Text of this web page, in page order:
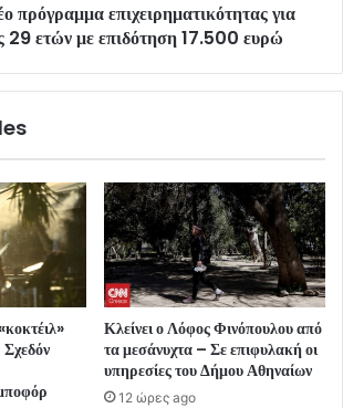
πρόγραμμα επιχειρηματικότητας για
29 ετών με επιδότηση 17.500 ευρώ
Κλείνει ο Λόφος Φινόπουλου από
τα μεσάνυχτα – Σε επιφυλακή οι
υπηρεσίες του Δήμου Αθηναίων
12 ώρες ago